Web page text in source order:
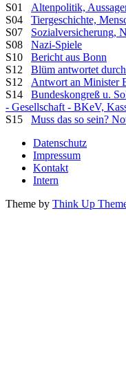
S01 Altenpolitik,
S04 Tiergeschichte,
S07 Sozialversicherung,
S08 Nazi-Spiele
S10 Bericht aus Bonn
S12 Blüm antwortet
S12 Antwort an Minister
S14 Bundeskongreß u.
- Gesellschaft - BKeV,
S15 Muss das so sein?
Datenschutz
Impressum
Kontakt
Intern
Theme by Think Up